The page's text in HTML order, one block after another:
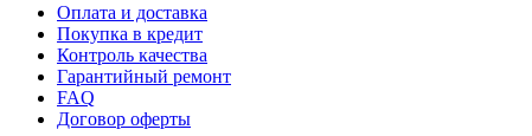
Оплата и доставка
Покупка в кредит
Контроль качества
Гарантийный ремонт
FAQ
Договор оферты